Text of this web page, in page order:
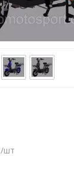
/шт